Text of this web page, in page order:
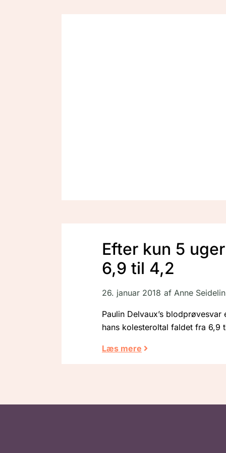
Efter kun 5
6,9 til 4,2
26. januar 2018 af Anne Seidelin
Paulin Delvaux’s
hans kolesteroltal faldet fra 6,9
Læs mere